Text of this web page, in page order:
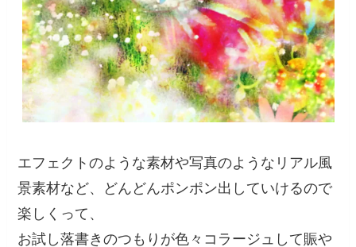
エフェクトのような素材や写真のようなリアル風
景素材など、どんどんポンポン出していけるので
楽しくって、
お試し落書きのつもりが色々コラージュして賑や